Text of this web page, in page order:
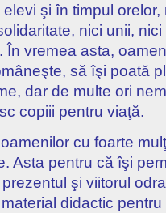
şi în timpul
nici unii,
În vremea asta,
să îşi poată
dar de multe ori
copiii pentru viaţă.
cu foarte
Asta pentru că îşi
şi viitorul
didactic pentru